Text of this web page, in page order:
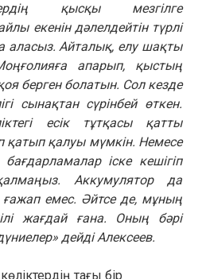
қысқы мезгілге
екенін дәлелдейтін түрлі
аласыз. Айталық, елу шақты
апарып, қыстың
берген болатын. Сол кезде
сынақтан сүрінбей өткен.
есік тұтқасы қатты
қатып қалуы мүмкін. Немесе
іске кешігіп
Аккумулятор да
ғажап емес. Әйтсе де, мұның
жағдай ғана. Оның бәрі
дейді Алексеев.
тағы бір